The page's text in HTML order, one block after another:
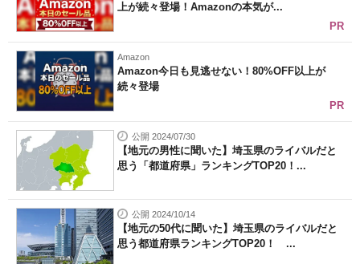
上が続々登場！Amazonの本気が...
PR
Amazon
Amazon今日も見逃せない！80%OFF以上が
続々登場
PR
公開 2024/07/30
【地元の男性に聞いた】埼玉県のライバルだと
思う「都道府県」ランキングTOP20！...
公開 2024/10/14
【地元の50代に聞いた】埼玉県のライバルだと
思う都道府県ランキングTOP20！ ...